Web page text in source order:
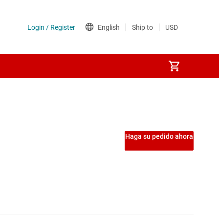
Haga su pedido ahora